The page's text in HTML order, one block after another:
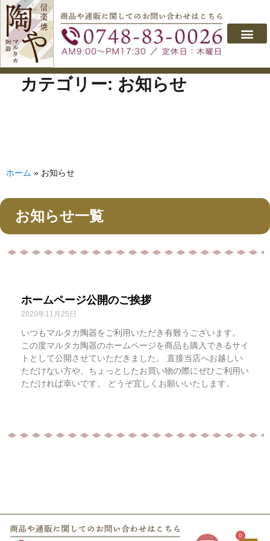
カテゴリー: お知らせ
ホーム » お知らせ
お知らせ一覧
ホームページ公開のご挨拶
2020年11月25日
いつもマルタカ陶器をご利用いただき有難うございます。
この度マルタカ陶器のホームページを商品も購入できるサイ
トとして公開させていただきました。 直接当店へお越しい
ただけない方や、ちょっとしたお買い物の際にぜひご利用い
ただければ幸いです。 どうぞ宜しくお願いいたします。
0